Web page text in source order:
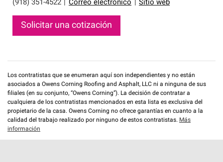
(918) 351-4522 Correo electrónico Sitio web
Solicitar una cotización
Los contratistas que se enumeran aquí son independientes y no están
asociados a Owens Corning Roofing and Asphalt, LLC ni a ninguna de sus
filiales (en su conjunto, “Owens Corning”). La decisión de contratar a
cualquiera de los contratistas mencionados en esta lista es exclusiva del
propietario de la casa. Owens Corning no ofrece garantías en cuanto a la
calidad del trabajo realizado por ninguno de estos contratistas. Más
información